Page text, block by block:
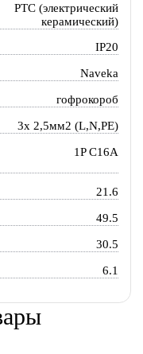
PTC (электрический
керамический)
IP20
Naveka
гофрокороб
3х 2,5мм2 (L,N,PE)
1P C16A
21.6
49.5
30.5
6.1